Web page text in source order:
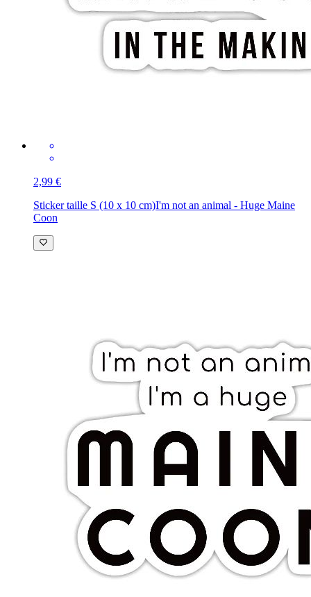
2,99 €
Sticker taille S (10 x 10 cm)I'm not an animal - Huge Maine
Coon